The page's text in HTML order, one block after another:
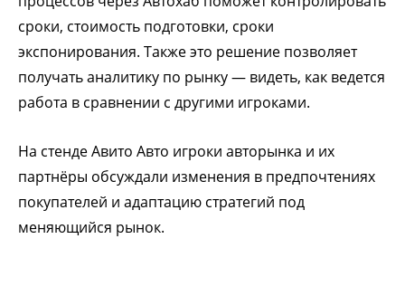
сроки, стоимость подготовки, сроки
экспонирования. Также это решение позволяет
получать аналитику по рынку — видеть, как ведется
работа в сравнении с другими игроками.
На стенде Авито Авто игроки авторынка и их
партнёры обсуждали изменения в предпочтениях
покупателей и адаптацию стратегий под
меняющийся рынок.